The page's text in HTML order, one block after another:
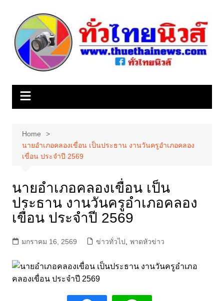
content
Home
นายอำเภอคลองเขื่อน เป็นประธาน งานวันครูอำเภอคลอง
เขื่อน ประจำปี 2569
นายอำเภอคลองเขื่อน เป็น
ประธาน งานวันครูอำเภอคลอง
เขื่อน ประจำปี 2569
มกราคม 16, 2569 ข่าวทั่วไป พาดหัวข่าว